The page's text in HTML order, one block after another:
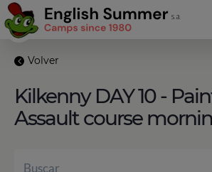
Volver
Kilkenny DAY 10 -
Assault course